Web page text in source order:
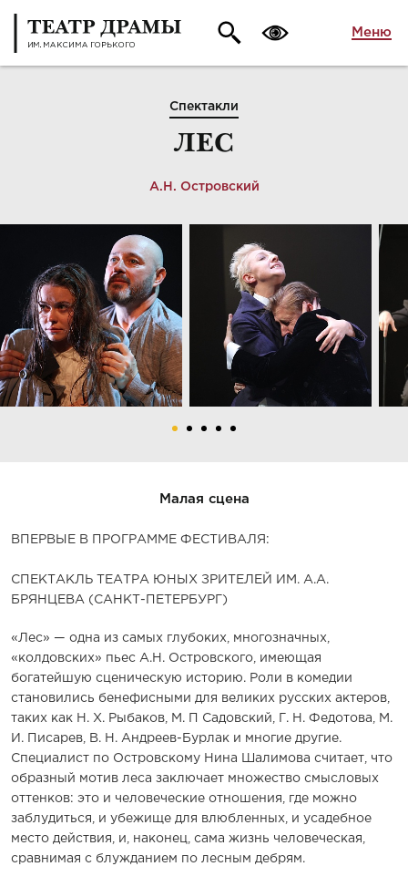
Меню
Спектакли
ЛЕС
А.Н. Островский
Малая сцена
ВПЕРВЫЕ В ПРОГРАММЕ ФЕСТИВАЛЯ:
СПЕКТАКЛЬ ТЕАТРА ЮНЫХ ЗРИТЕЛЕЙ ИМ. А.А.
БРЯНЦЕВА (САНКТ-ПЕТЕРБУРГ)
«Лес» — одна из самых глубоких, многозначных,
«колдовских» пьес А.Н. Островского, имеющая
богатейшую сценическую историю. Роли в комедии
становились бенефисными для великих русских актеров,
таких как Н. Х. Рыбаков, М. П Садовский, Г. Н. Федотова, М.
И. Писарев, В. Н. Андреев-Бурлак и многие другие.
Специалист по Островскому Нина Шалимова считает, что
образный мотив леса заключает множество смысловых
оттенков: это и человеческие отношения, где можно
заблудиться, и убежище для влюбленных, и усадебное
место действия, и, наконец, сама жизнь человеческая,
сравнимая с блужданием по лесным дебрям.